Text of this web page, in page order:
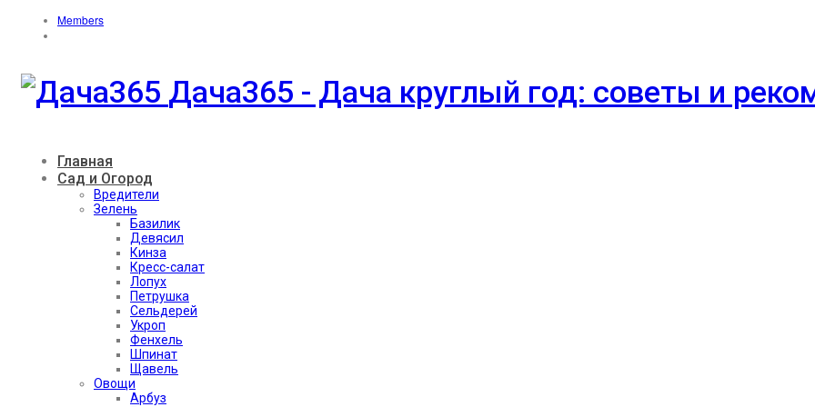
Members
Дача365 - Дача круглый год: советы и
Главная
Сад и Огород
Вредители
Зелень
Базилик
Девясил
Кинза
Кресс-салат
Лопух
Петрушка
Сельдерей
Укроп
Фенхель
Шпинат
Щавель
Овощи
Арбуз